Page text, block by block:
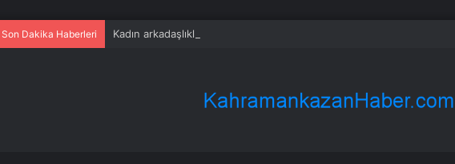
Son Dakika Haberleri Kadın arkadaşlıkları ruh sağlığını güçlendiriyor